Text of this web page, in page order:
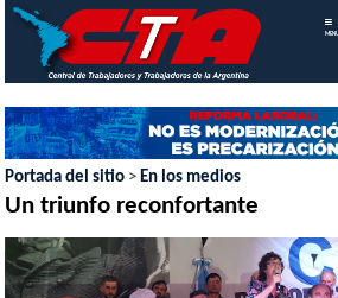
MENU
Portada del sitio > En los medios
Un triunfo reconfortante